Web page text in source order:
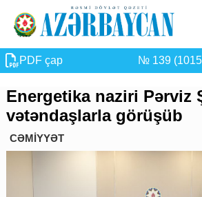
PDF çap № 139
Energetika naziri Pərviz
vətəndaşlarla görüşüb
CƏMİYYƏT